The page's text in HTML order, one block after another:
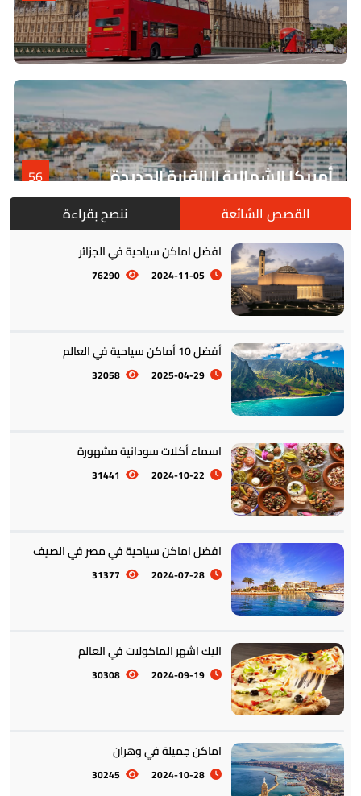
أمريكا الشمالية || القارة الجديدة 56
أمريكا الجنوبية || القارة اللاتينية
أستراليا || أوقيانوسيا
التراث والتقاليد
المأكولات العالمية
القصص الشائعة ننصح بقراءة
افضل اماكن سياحية في الجزائر
2024-11-05
76290
أفضل 10 أماكن سياحية في العالم
2025-04-29
32058
اسماء أكلات سودانية مشهورة
2024-10-22
31441
افضل اماكن سياحية في مصر في الصيف
2024-07-28
31377
اليك اشهر الماكولات في العالم
2024-09-19
30308
اماكن جميلة في وهران
2024-10-28
30245